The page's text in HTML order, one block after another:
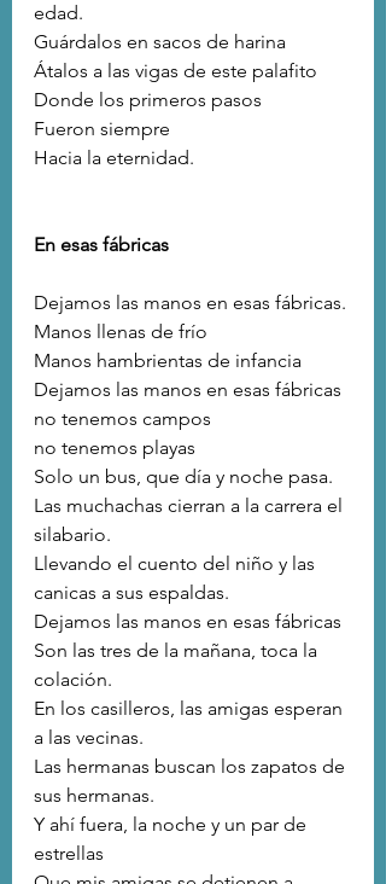
edad.
Guárdalos en sacos de harina
Átalos a las vigas de este palafito
Donde los primeros pasos
Fueron siempre
Hacia la eternidad.
En esas fábricas
Dejamos las manos en esas fábricas.
Manos llenas de frío
Manos hambrientas de infancia
Dejamos las manos en esas fábricas
no tenemos campos
no tenemos playas
Solo un bus, que día y noche pasa.
Las muchachas cierran a la carrera el
silabario.
Llevando el cuento del niño y las
canicas a sus espaldas.
Dejamos las manos en esas fábricas
Son las tres de la mañana, toca la
colación.
En los casilleros, las amigas esperan
a las vecinas.
Las hermanas buscan los zapatos de
sus hermanas.
Y ahí fuera, la noche y un par de
estrellas